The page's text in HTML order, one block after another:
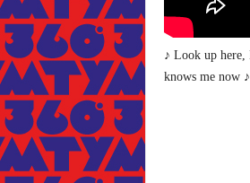
♪ Look up here,
knows me now ♪